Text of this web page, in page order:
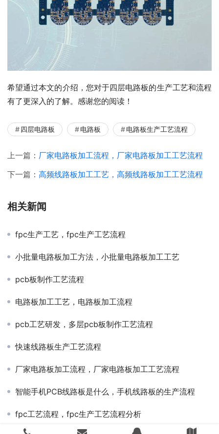
希望通过本文的介绍，您对于四层电路板的生产工艺和流程
有了更深入的了解。感谢您的阅读！
四层电路板 电路板 电路板生产工艺流程
上一篇： 厂家电路板加工流程，厂家电路板加工工艺流程
下一篇： 高频线路板加工工艺，高频线路板加工工艺流程
相关新闻
fpc生产工艺，fpc生产工艺流程
小批量电路板加工方法，小批量电路板加工工艺
pcb板制作工艺流程
电路板加工工艺，电路板加工流程
pcb工艺研发，多层pcb板制作工艺流程
快速线路板生产工艺流程
厂家电路板加工流程，厂家电路板加工工艺流程
智能手机PCB线路板是什么，手机线路板的生产流程
fpc工艺流程，fpc生产工艺流程分析